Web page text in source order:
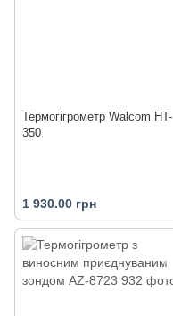
Термогігрометр Walcom HT-
350
1 930.00 грн